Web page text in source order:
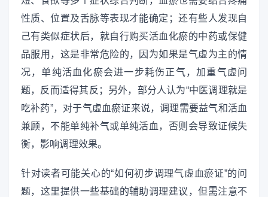
性质、位置及舌脉等表现才能确定；还有些人发现自
己有类似症状后，就自行购买活血化瘀的中药或保健
品服用，这是非常危险的，因为如果是气虚为主的情
况，单纯活血化瘀会进一步耗伤正气，加重气虚问
题，反而适得其反；另外，部分人认为“中医调理就是
吃补药”，对于气虚血瘀证来说，调理需要益气和活血
兼顾，不能单纯补气或单纯活血，否则会导致证候失
衡，影响调理效果。
针对读者可能关心的“如何初步调理气虚血瘀证”的问
题，这里提供一些基础的辅助调理建议，但需注意不